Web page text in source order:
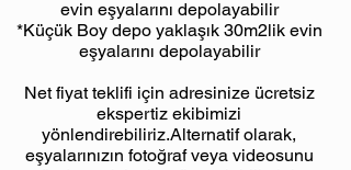
evin eşyalarını depolayabilir
*Küçük Boy depo yaklaşık 30m2lik evin
eşyalarını depolayabilir
Net fiyat teklifi için adresinize ücretsiz
ekspertiz ekibimizi
yönlendirebiliriz.Alternatif olarak,
eşyalarınızın fotoğraf veya videosunu